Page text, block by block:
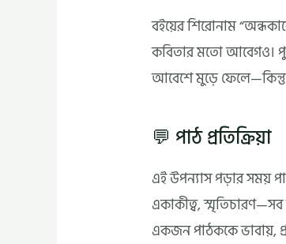
বইয়ের শিরোনাম
কবিতার মতো আবেগও।
আবেশে মুড়ে ফেলে—কিন্তু
💬 পাঠ প্রতিক্রিয়া
এই উপন্যাস পড়ার সময়
একাকীত্ব,
একজন পাঠককে ভাবায়,